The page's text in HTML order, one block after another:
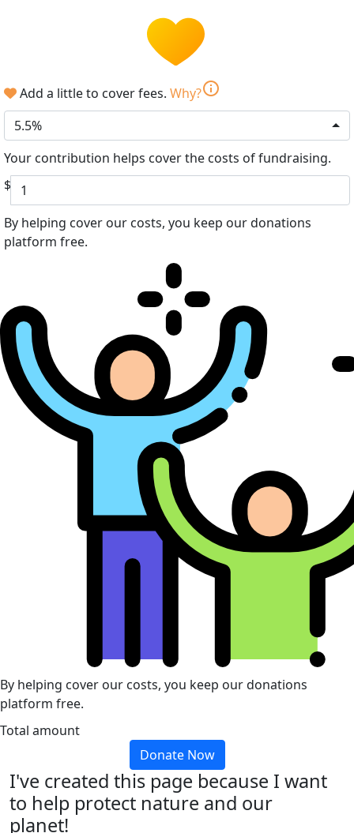
Add a little to cover fees. Why?info
5.5%
Your contribution helps cover the costs of fundraising.
$
By helping cover our costs, you keep our donations
platform free.
By helping cover our costs, you keep our donations
platform free.
Total amount
Donate Now
I've created this page because I want
to help protect nature and our
planet!